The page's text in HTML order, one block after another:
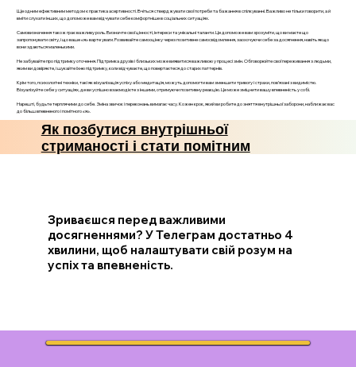
Ще одним ефективним методом є практика асертивності. Вчіться стверджувати свої потреби та бажання в спілкуванні. Важливо не тільки говорити, а й
вміти слухати інших, що допоможе вам відчувати себе комфортніше в соціальних ситуаціях.
Самовизначення також грає важливу роль. Визначте свої цінності, інтереси та унікальні таланти. Це допоможе вам зрозуміти, що ви маєте що
запропонувати світу, і що ваше «я» варте уваги. Розвивайте самооцінку через позитивне самосвідомлення, заохочуючи себе за досягнення, навіть якщо
вони здаються маленькими.
Не забувайте про підтримку оточення. Підтримка друзів і близьких може виявитися важливою у процесі змін. Обговорюйте свої переживання з людьми,
яким ви довіряєте, і шукайте їхню підтримку, коли відчуваєте, що повертаєтеся до старих паттернів.
Крім того, психологічні техніки, такі як візуалізація успіху або медитація, можуть допомогти вам зменшити тривогу і страхи, пов’язані з видимістю.
Візуалізуйте себе у ситуаціях, де ви успішно взаємодієте з іншими, отримуючи позитивну реакцію. Це може зміцнити вашу впевненість у собі.
Нарешті, будьте терплячими до себе. Зміна звичок і переконань вимагає часу. Кожен крок, який ви робите до зняття внутрішньої заборони, наближає вас
до більш впевненого і помітного «я».
Як позбутися внутрішньої
стриманості і стати помітним
Зриваєшся перед важливими
досягненнями? У Телеграм достатньо 4
хвилини, щоб налаштувати свій розум на
успіх та впевненість.